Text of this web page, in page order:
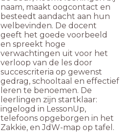
naam, maakt oogcontact en
besteedt aandacht aan hun
welbevinden. De docent
geeft het goede voorbeeld
en spreekt hoge
verwachtingen uit voor het
verloop van de les door
succescriteria op gewenst
gedrag, schooltaal en effectief
leren te benoemen. De
leerlingen zijn startklaar:
ingelogd in LessonUp,
telefoons opgeborgen in het
Zakkie, en JdW-map op tafel.